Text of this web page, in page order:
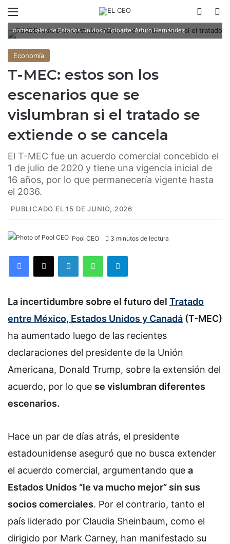
comerciales de Estados Unidos / Fotoarte: Arturo Hernández
Economía
T-MEC: estos son los
escenarios que se
vislumbran si el tratado se
extiende o se cancela
El T-MEC fue un acuerdo comercial concebido el
1 de julio de 2020 y tiene una vigencia inicial de
16 años, por lo que permanecería vigente hasta
el 2036.
PUBLICADO EL 15 DE JUNIO, 2026
Pool CEO 3 minutos de lectura
La incertidumbre sobre el futuro del Tratado
entre México, Estados Unidos y Canadá (T-MEC)
ha aumentado luego de las recientes
declaraciones del presidente de la Unión
Americana, Donald Trump, sobre la extensión del
acuerdo, por lo que se vislumbran diferentes
escenarios.
Hace un par de días atrás, el presidente
estadounidense aseguró que no busca extender
el acuerdo comercial, argumentando que a
Estados Unidos “le va mucho mejor” sin sus
socios comerciales. Por el contrario, tanto el
país liderado por Claudia Sheinbaum, como el
dirigido por Mark Carney, han manifestado su